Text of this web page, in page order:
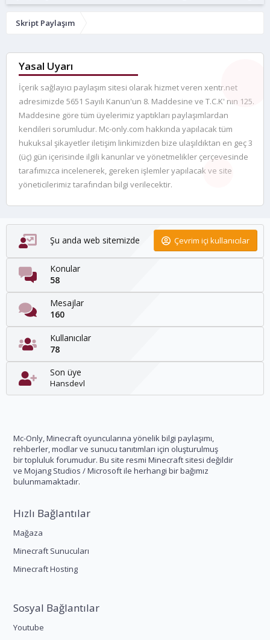
Skript Paylaşım
Yasal Uyarı
İçerik sağlayıcı paylaşım sitesi olarak hizmet veren xentr.net
adresimizde 5651 Sayılı Kanun'un 8. Maddesine ve T.C.K' nın 125.
Maddesine göre tüm üyelerimiz yaptıkları paylaşımlardan
kendileri sorumludur. Mc-only.com hakkında yapılacak tüm
hukuksal şikayetler iletişim linkimizden bize ulaşıldıktan en geç 3
(üç) gün içerisinde ilgili kanunlar ve yönetmelikler çerçevesinde
tarafımızca incelenerek, gereken işlemler yapılacak ve site
yöneticilerimiz tarafından bilgi verilecektir.
Şu anda web sitemizde Çevrim içi kullanıcılar
Konular
58
Mesajlar
160
Kullanıcılar
78
Son üye
Hansdevl
Mc-Only, Minecraft oyuncularına yönelik bilgi paylaşımı,
rehberler, modlar ve sunucu tanıtımları için oluşturulmuş
bir topluluk forumudur. Bu site resmi Minecraft sitesi değildir
ve Mojang Studios / Microsoft ile herhangi bir bağımız
bulunmamaktadır.
Hızlı Bağlantılar
Mağaza
Minecraft Sunucuları
Minecraft Hosting
Sosyal Bağlantılar
Youtube